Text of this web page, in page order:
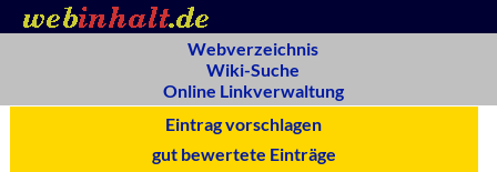
Webverzeichnis
Wiki-Suche
Online Linkverwaltung
Eintrag vorschlagen
gut bewertete Einträge